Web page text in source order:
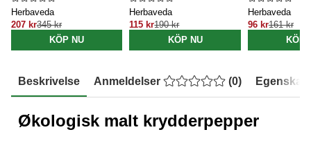
Herbaveda
207 kr345 kr
KÖP NU
Herbaveda
115 kr190 kr
KÖP NU
Herbaveda
96 kr161 kr
KÖP
Beskrivelse Anmeldelser (0)
Økologisk malt krydderpepper